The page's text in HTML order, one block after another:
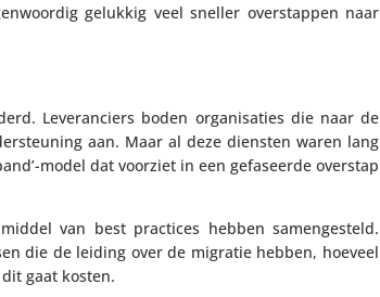
gelukkig veel sneller over­stappen naar
Leve­ran­ciers boden orga­ni­sa­ties die naar de
aan. Maar al deze diensten waren lang
model dat voorziet in een gefa­seerde overstap
van best practices hebben samen­ge­steld.
die de leiding over de migratie hebben, hoeveel
gaat kosten.